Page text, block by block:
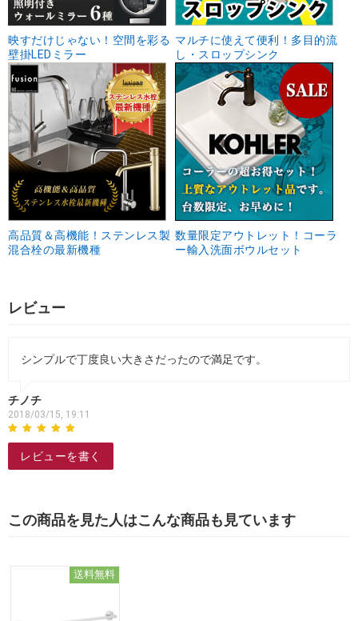
映すだけじゃない！空間を彩る
壁掛LEDミラー
マルチに使えて便利！多目的流
し・スロップシンク
高品質＆高機能！ステンレス製
混合栓の最新機種
数量限定アウトレット！コーラ
ー輸入洗面ボウルセット
レビュー
シンプルで丁度良い大きさだったので満足です。
チノチ
2018/03/15, 19:11
レビューを書く
この商品を見た人はこんな商品も見ています
送料無料